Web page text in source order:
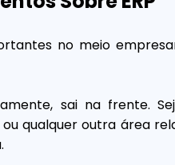
no meio
sai na frente.
qualquer outra área